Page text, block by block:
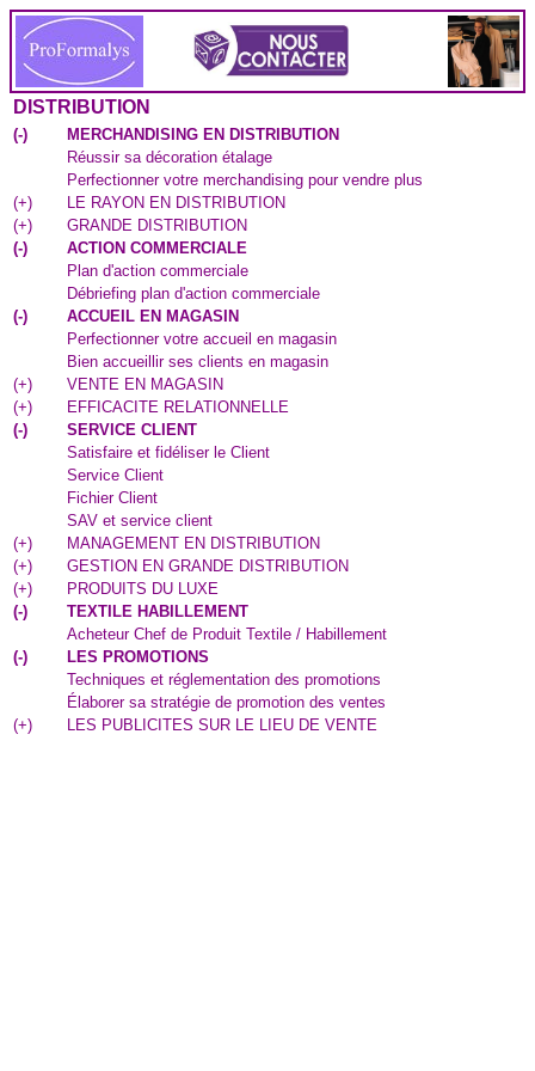
DISTRIBUTION
(-)
MERCHANDISING EN DISTRIBUTION
Réussir sa décoration étalage
Perfectionner votre merchandising pour vendre plus
(+)
LE RAYON EN DISTRIBUTION
(+)
GRANDE DISTRIBUTION
(-)
ACTION COMMERCIALE
Plan d'action commerciale
Débriefing plan d'action commerciale
(-)
ACCUEIL EN MAGASIN
Perfectionner votre accueil en magasin
Bien accueillir ses clients en magasin
(+)
VENTE EN MAGASIN
(+)
EFFICACITE RELATIONNELLE
(-)
SERVICE CLIENT
Satisfaire et fidéliser le Client
Service Client
Fichier Client
SAV et service client
(+)
MANAGEMENT EN DISTRIBUTION
(+)
GESTION EN GRANDE DISTRIBUTION
(+)
PRODUITS DU LUXE
(-)
TEXTILE HABILLEMENT
Acheteur Chef de Produit Textile / Habillement
(-)
LES PROMOTIONS
Techniques et réglementation des promotions
Élaborer sa stratégie de promotion des ventes
(+) LES PUBLICITES SUR LE LIEU DE VENTE